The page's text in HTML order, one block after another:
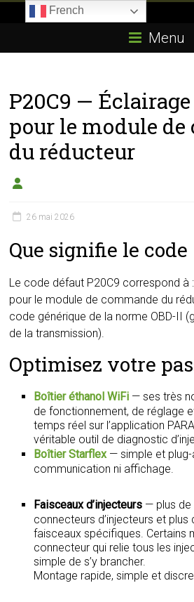
E85.com
passion
boîtier
éthanol
Menu
P20C9 —
pour le module
du réducteur
26 mai 2026
Que signifie le code
Le code défaut P20C9 correspond à
pour le module de commande du
code générique de la norme OBD-II
de la transmission).
Optimisez votre
Boîtier éthanol WiFi — ses très
de fonctionnement, de réglage
temps réel sur l’application
véritable outil de diagnostic
Boîtier Starflex— simple et plug-
communication ni affichage.
Faisceaux d’injecteurs — plus
connecteurs d’injecteurs et
faisceaux spécifiques. Certains
connecteur qui relie tous les
simple de s’y brancher.
Montage rapide, simple et
French